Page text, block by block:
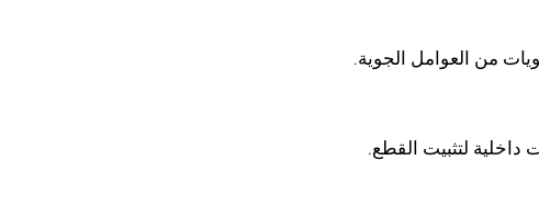
من العوامل الجوية.
داخلية لتثبيت القطع.